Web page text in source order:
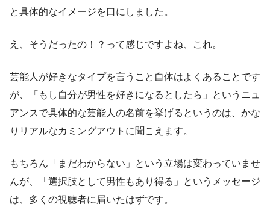
と具体的なイメージを口にしました。
え、そうだったの！？って感じですよね、これ。
芸能人が好きなタイプを言うこと自体はよくあることです
が、「もし自分が男性を好きになるとしたら」というニュ
アンスで具体的な芸能人の名前を挙げるというのは、かな
りリアルなカミングアウトに聞こえます。
もちろん「まだわからない」という立場は変わっていませ
んが、「選択肢として男性もあり得る」というメッセージ
は、多くの視聴者に届いたはずです。